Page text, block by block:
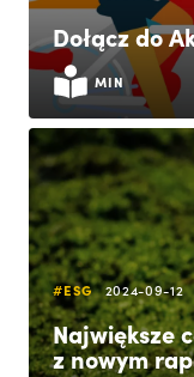
Dołącz do
MIN
#ESG 2024-09-12
Największe
z nowym